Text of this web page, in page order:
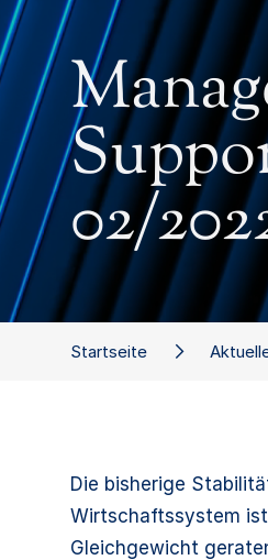
Die bisherige
Wirtschaftssystem
Gleichgewicht
Startseite
02/